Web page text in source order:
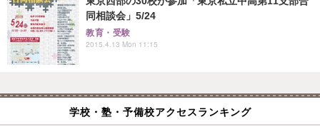
同相談会」5/24
教育・受験
2015.4.13 Mon 11:15
学校・塾・予備校アクセスランキング